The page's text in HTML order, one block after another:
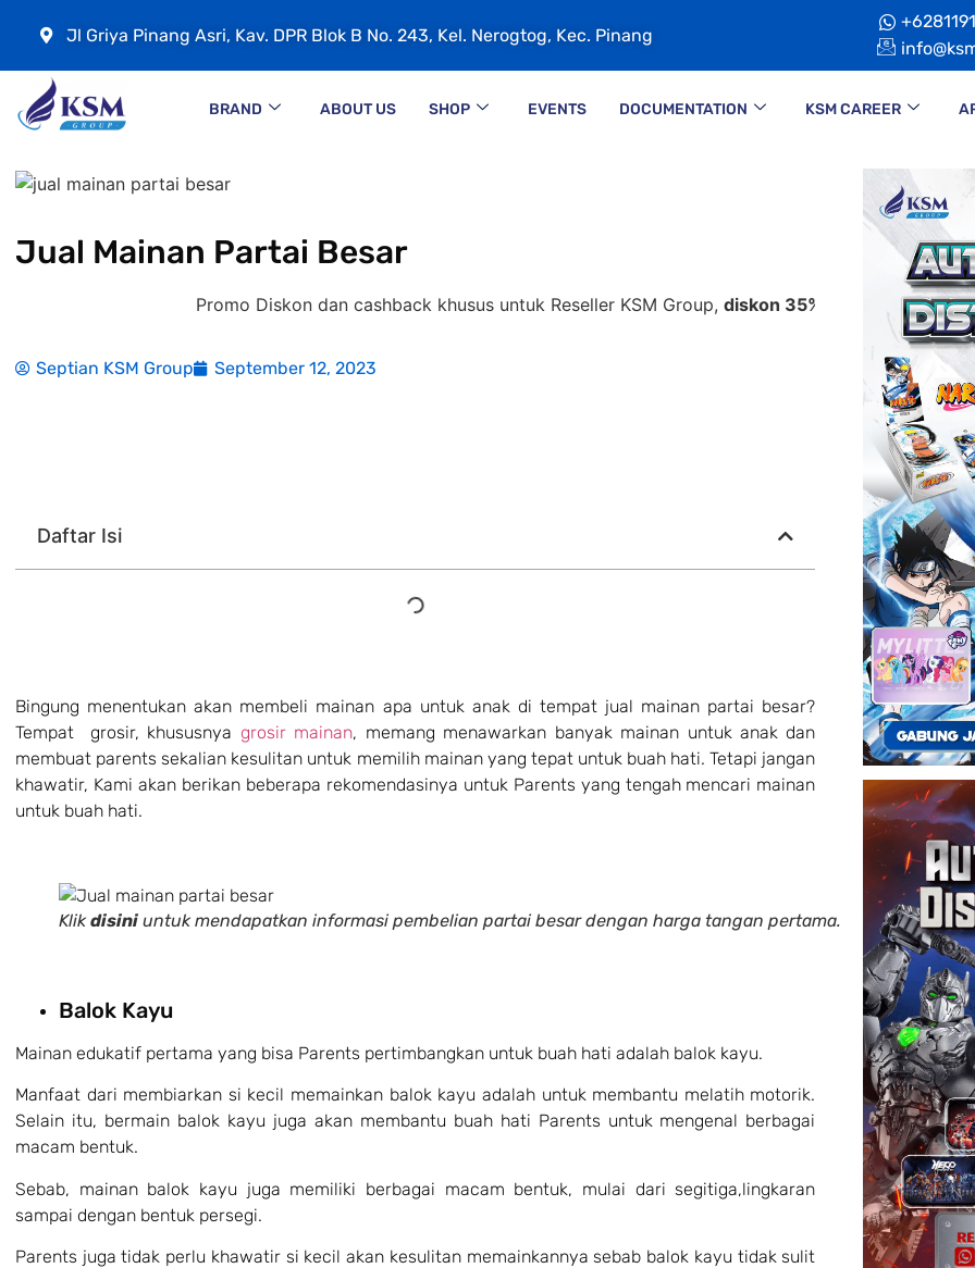
Jl Griya Pinang Asri, Kav. DPR Blok B No. 243, Kel. Nerogtog, Kec. Pinang
BRAND ABOUT US SHOP EVENTS DOCUMENTATION KSM CAREER
Jual Mainan Partai Besar
Promo Diskon dan cashback khusus untuk Reseller KSM Group,diskon 35% + Cashback 10%, hubungi
Septian KSM Group September 12, 2023
Daftar Isi
Bingung menentukan akan membeli mainan apa untuk anak di tempat jual mainan partai besar?
Tempat grosir, khususnya grosir mainan, memang menawarkan banyak mainan untuk anak dan
membuat parents sekalian kesulitan untuk memilih mainan yang tepat untuk buah hati. Tetapi jangan
khawatir, Kami akan berikan beberapa rekomendasinya untuk Parents yang tengah mencari mainan
untuk buah hati.
Klik disini untuk mendapatkan informasi pembelian partai besar dengan harga tangan pertama.
Balok Kayu
Mainan edukatif pertama yang bisa Parents pertimbangkan untuk buah hati adalah balok kayu.
Manfaat dari membiarkan si kecil memainkan balok kayu adalah untuk membantu melatih motorik.
Selain itu, bermain balok kayu juga akan membantu buah hati Parents untuk mengenal berbagai
macam bentuk.
Sebab, mainan balok kayu juga memiliki berbagai macam bentuk, mulai dari segitiga,lingkaran
sampai dengan bentuk persegi.
Parents juga tidak perlu khawatir si kecil akan kesulitan memainkannya sebab balok kayu tidak sulit